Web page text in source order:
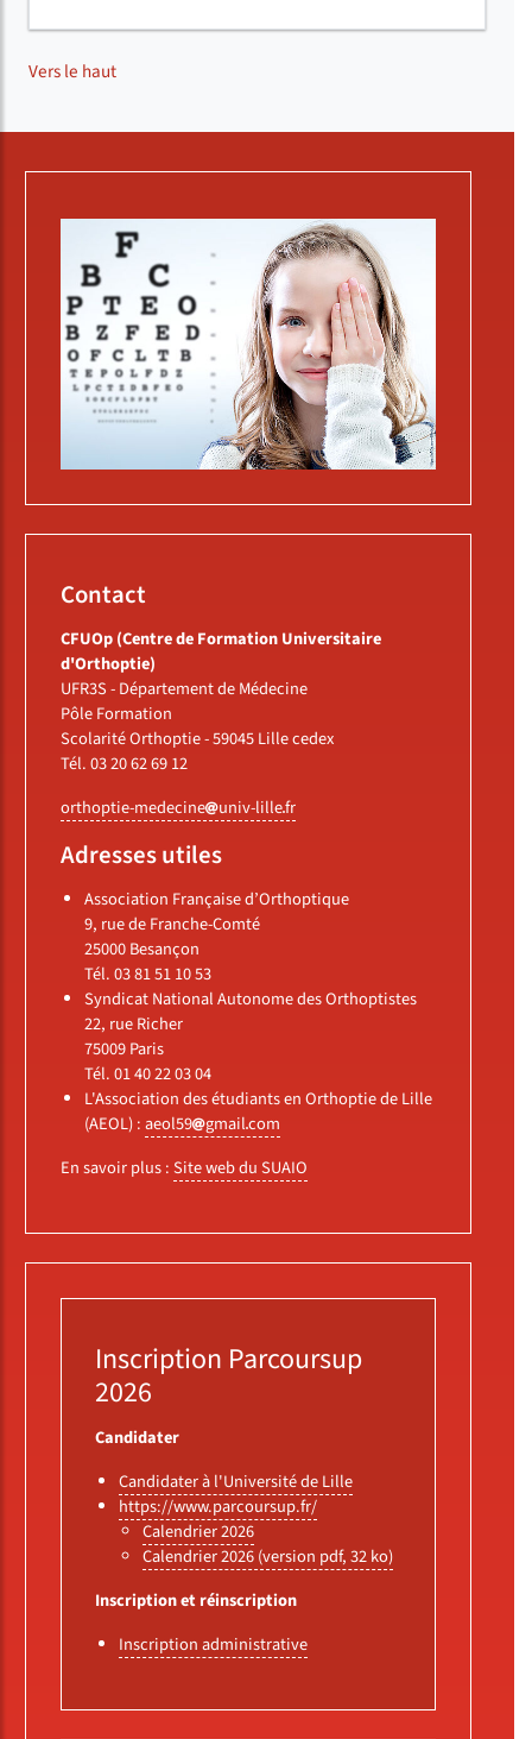
Vers le haut
Contact
CFUOp (Centre de Formation Universitaire
d'Orthoptie)
UFR3S - Département de Médecine
Pôle Formation
Scolarité Orthoptie - 59045 Lille cedex
Tél. 03 20 62 69 12
orthoptie-medecine univ-lillefr
Adresses utiles
Association Française d’Orthoptique
9, rue de Franche-Comté
25000 Besançon
Tél. 03 81 51 10 53
Syndicat National Autonome des Orthoptistes
22, rue Richer
75009 Paris
Tél. 01 40 22 03 04
L'Association des étudiants en Orthoptie de Lille
(AEOL) :aeol59 gmailcom
En savoir plus :Site web du SUAIO
Inscription Parcoursup
2026
Candidater
Candidater à l'Université de Lille
https://www.parcoursup.fr/
Calendrier 2026
Calendrier 2026 (version pdf, 32 ko)
Inscription et réinscription
Inscription administrative